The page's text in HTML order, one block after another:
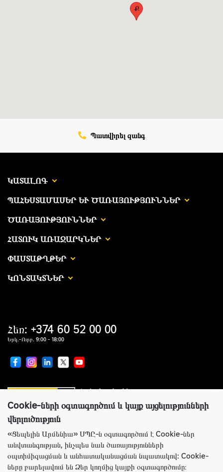
Ք
Պատվիրել զանգ
ԿԱՏԱԼՈԳ
ՊԱՀԵՍՏԱՄԱՍԵՐ ԵՒ ԾԱՌԱՅՈՒԹՅՈՒՆՆԵՐ
ԾԱՌԱՅՈՒԹՅՈՒՆՆԵՐ
ՀԱՏՈՒԿ ԱՌԱՋԱՐԿՆԵՐ
ՓԱՍՏԱԹՂԹԵՐ
ԿՈՆՏԱԿՏՆԵՐ
Համաշխարհային առաջատար
ներկայացուցիչ
Հեռ: +374 60 52 00 00
Երկ.-Ուրբ. 9:00 - 18:00
Կայքի ճիշտ աշխատանքի համար Ցեպելին Արմենիա ընկերությունն
օգտագործում է Cookie-ներ: Այս ֆայլերը պարունակում են տեղեկություններ
կայք՝ Ձեր նախկին այցելությունների մասին: Cookie-ները չեն նույնականացնում
Cookie-ների օգտագործում և կայք այցելությունների
վերլուծություն
«Ցեպելին Արմենիա» ՍՊԸ-ն օգտագործում է Cookie-ներ
անվտանգության, ինչպես նաև ծառայությունների
օպտիմիզացման և անհատականացման նպատակով: Cookie-
ները բարելավում են Ձեր կողմից կայքի օգտագործումը։